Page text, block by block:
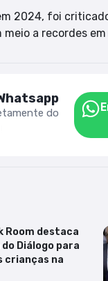
2024, foi
a recordes
do
Room destaca
Diálogo para
crianças na